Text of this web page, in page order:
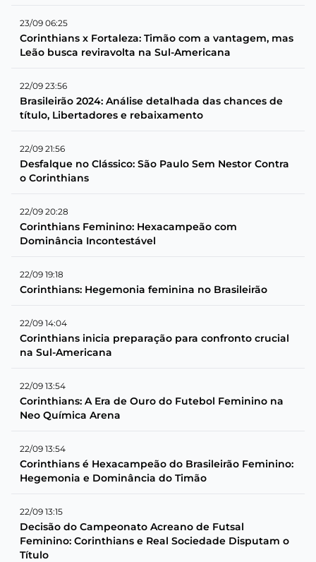
23/09 06:25
Corinthians x Fortaleza: Timão com a vantagem, mas
Leão busca reviravolta na Sul-Americana
22/09 23:56
Brasileirão 2024: Análise detalhada das chances de
título, Libertadores e rebaixamento
22/09 21:56
Desfalque no Clássico: São Paulo Sem Nestor Contra
o Corinthians
22/09 20:28
Corinthians Feminino: Hexacampeão com
Dominância Incontestável
22/09 19:18
Corinthians: Hegemonia feminina no Brasileirão
22/09 14:04
Corinthians inicia preparação para confronto crucial
na Sul-Americana
22/09 13:54
Corinthians: A Era de Ouro do Futebol Feminino na
Neo Química Arena
22/09 13:54
Corinthians é Hexacampeão do Brasileirão Feminino:
Hegemonia e Dominância do Timão
22/09 13:15
Decisão do Campeonato Acreano de Futsal
Feminino: Corinthians e Real Sociedade Disputam o
Título